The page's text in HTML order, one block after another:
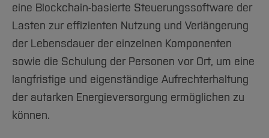
eine Blockchain-basierte Steuerungssoftware der
Lasten zur effizienten Nutzung und Verlängerung
der Lebensdauer der einzelnen Komponenten
sowie die Schulung der Personen vor Ort, um eine
langfristige und eigenständige Aufrechterhaltung
der autarken Energieversorgung ermöglichen zu
können.